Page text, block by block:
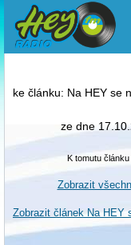
ke článku: Na HEY se
ze dne
K tomutu
Zobrazit
Zobrazit článek Na HEY